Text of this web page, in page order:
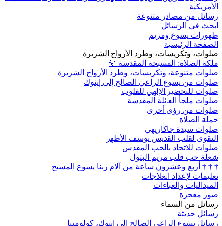
الأمريكية
رسائل من مصادر متنوعة
ابحث في الرسائل
ظهورات يسوع ومريم
الصفحة الرئيسية
صلوات، وتكريسات، وطرد الأرواح الشريرة
ملكة الصلاة: المسبحة المقدسة 🌹
صلوات متنوعة، وتكريسات، وطرد الأرواح الشريرة
صلوات من يسوع الراعي الصالح إلى إينوك
صلوات للتحضير الإلهي للقلوب
صلوات ملجأ العائلة المقدسة
صلوات من رؤى أخرى
حملة الصلاة
صلوات سيدة جاكاريهي
التقوى لقلب القديس يوسف الأطهر
صلوات للاتحاد بالحب المقدس
شعلة حب قلب مريم البتول
†
†
† أربع وعشرون ساعة من آلام ربنا يسوع المسيح
تعليمات لإعداد العلاجات
الميداليات والعباءات
صور معجزة
رسائل من السماء
رسائل حديثة
رسائل يسوع الراعي الصالح إلى إينوك، كولومبيا